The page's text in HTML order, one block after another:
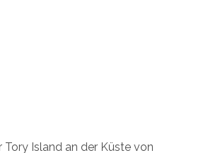
Tory Island an der Küste von